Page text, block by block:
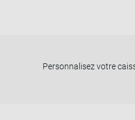
Personnalisez votre